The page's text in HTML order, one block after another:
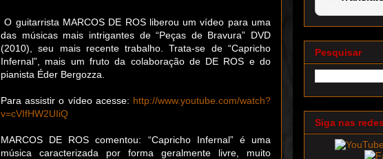
O guitarrista MARCOS DE ROS liberou um vídeo para uma
das músicas mais intrigantes de “Peças de Bravura” DVD
(2010), seu mais recente trabalho. Trata-se de “Capricho
Infernal”, mais um fruto da colaboração de DE ROS e do
pianista Éder Bergozza.
Para assistir o vídeo acesse: http://www.youtube.com/watch?
v=cVIfHW2UIiQ
MARCOS DE ROS comentou: “Capricho Infernal” é uma
música caracterizada por forma geralmente livre, muito
Pesquisar
Siga nas